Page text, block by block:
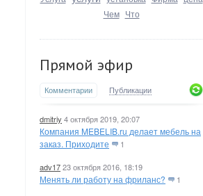
Чем Что
Прямой эфир
Комментарии Публикации
dmitriy 4 октября 2019, 20:07
Компания MEBELIB.ru делает мебель на
заказ. Приходите
1
adv1723 октября 2016, 18:19
Менять ли работу на фриланс? 1